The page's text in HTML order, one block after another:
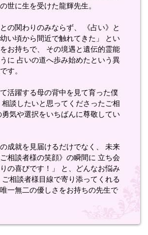
世に生を受けた龍輝先生。
との関わりのみならず、 《占い》と
い頃から間近で触れてきた」 とい
お持ちで、 その境遇と遺伝的霊能
に 占いの道へ歩み始めたという異
す。
て活躍する母の背中を見て育った僕
談したいと思ってくださったご相
気や選択をいちばんに尊敬してい
の成就を見届けるだけでなく、 未来
相談者様の笑顔》の瞬間に 立ち会
の喜びです！」 と、どんなお悩み
ご相談者様目線で寄り添ってくれる
一無二の優しさをお持ちの先生で